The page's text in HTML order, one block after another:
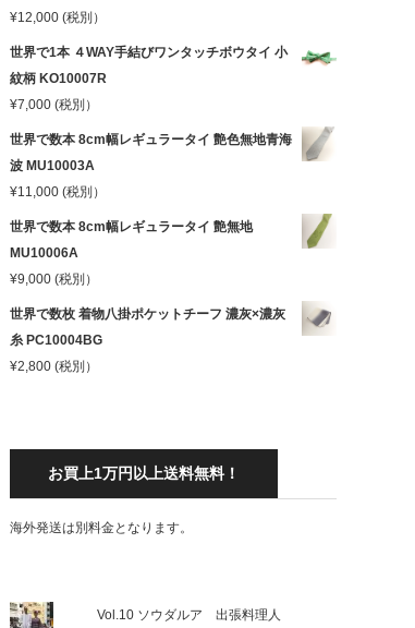
¥12,000 (税別）
世界で1本 ４WAY手結びワンタッチボウタイ 小
紋柄 KO10007R
¥7,000 (税別）
世界で数本 8cm幅レギュラータイ 艶色無地青海
波 MU10003A
¥11,000 (税別）
世界で数本 8cm幅レギュラータイ 艶無地
MU10006A
¥9,000 (税別）
世界で数枚 着物八掛ポケットチーフ 濃灰×濃灰
糸 PC10004BG
¥2,800 (税別）
お買上1万円以上送料無料！
海外発送は別料金となります。
Vol.10 ソウダルア 出張料理人